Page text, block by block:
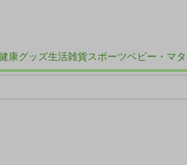
康グッズ生活雑貨スポーツベビー・マ